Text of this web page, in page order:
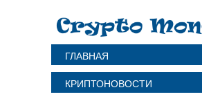
ГЛАВНАЯ
КРИПТОНОВОСТИ